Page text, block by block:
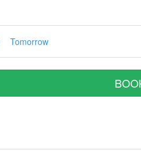
Tomorrow